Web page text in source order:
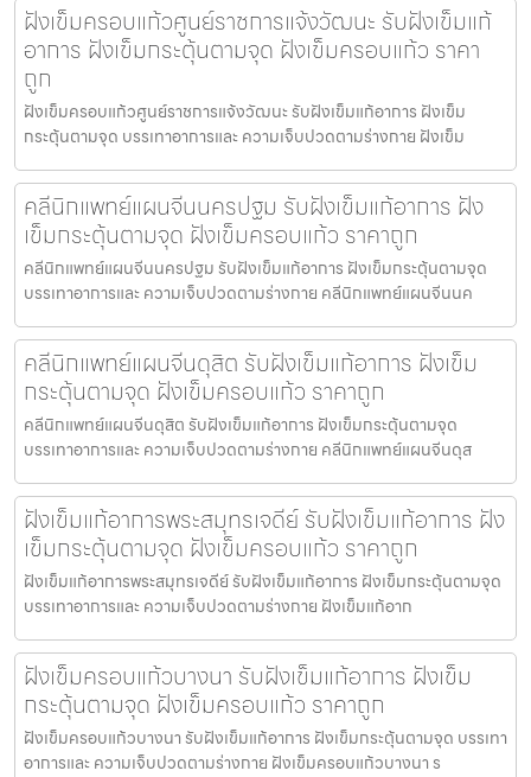
ฝังเข็มครอบแก้วศูนย์ราชการแจ้งวัฒนะ รับฝังเข็มแก้
อาการ ฝังเข็มกระตุ้นตามจุด ฝังเข็มครอบแก้ว ราคา
ถูก
ฝังเข็มครอบแก้วศูนย์ราชการแจ้งวัฒนะ รับฝังเข็มแก้อาการ ฝังเข็ม
กระตุ้นตามจุด บรรเทาอาการและ ความเจ็บปวดตามร่างกาย ฝังเข็ม
คลีนิกแพทย์แผนจีนนครปฐม รับฝังเข็มแก้อาการ ฝัง
เข็มกระตุ้นตามจุด ฝังเข็มครอบแก้ว ราคาถูก
คลีนิกแพทย์แผนจีนนครปฐม รับฝังเข็มแก้อาการ ฝังเข็มกระตุ้นตามจุด
บรรเทาอาการและ ความเจ็บปวดตามร่างกาย คลีนิกแพทย์แผนจีนนค
คลีนิกแพทย์แผนจีนดุสิต รับฝังเข็มแก้อาการ ฝังเข็ม
กระตุ้นตามจุด ฝังเข็มครอบแก้ว ราคาถูก
คลีนิกแพทย์แผนจีนดุสิต รับฝังเข็มแก้อาการ ฝังเข็มกระตุ้นตามจุด
บรรเทาอาการและ ความเจ็บปวดตามร่างกาย คลีนิกแพทย์แผนจีนดุส
ฝังเข็มแก้อาการพระสมุทรเจดีย์ รับฝังเข็มแก้อาการ ฝัง
เข็มกระตุ้นตามจุด ฝังเข็มครอบแก้ว ราคาถูก
ฝังเข็มแก้อาการพระสมุทรเจดีย์ รับฝังเข็มแก้อาการ ฝังเข็มกระตุ้นตามจุด
บรรเทาอาการและ ความเจ็บปวดตามร่างกาย ฝังเข็มแก้อาก
ฝังเข็มครอบแก้วบางนา รับฝังเข็มแก้อาการ ฝังเข็ม
กระตุ้นตามจุด ฝังเข็มครอบแก้ว ราคาถูก
ฝังเข็มครอบแก้วบางนา รับฝังเข็มแก้อาการ ฝังเข็มกระตุ้นตามจุด บรรเทา
อาการและ ความเจ็บปวดตามร่างกาย ฝังเข็มครอบแก้วบางนา ร